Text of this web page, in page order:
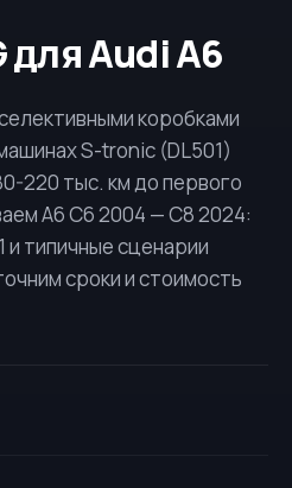
для Audi A6
коробками
S-tronic (DL501)
220 тыс. км до первого
A6 C6 2004 — C8 2024:
и типичные сценарии
сроки и стоимость